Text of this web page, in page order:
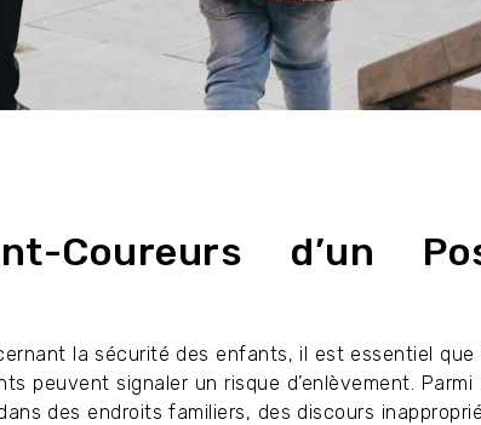
Coureurs d’un
la sécurité des enfants, il est essentiel que
peuvent signaler un risque d’enlèvement. Parmi
des endroits familiers, des discours